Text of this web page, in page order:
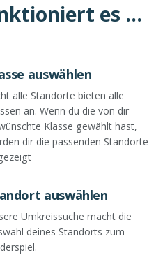
es ...
auswählen
alle Standorte bieten alle
an. Wenn du die von dir
Klasse gewählt hast,
dir die passenden Standorte
auswählen
Umkreissuche macht die
deines Standorts zum